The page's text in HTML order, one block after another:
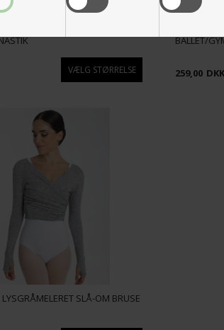
SLÅ OM OVERDEL PIGER
BALLET/
259,00 DKK
SLÅ-OM BRUSE